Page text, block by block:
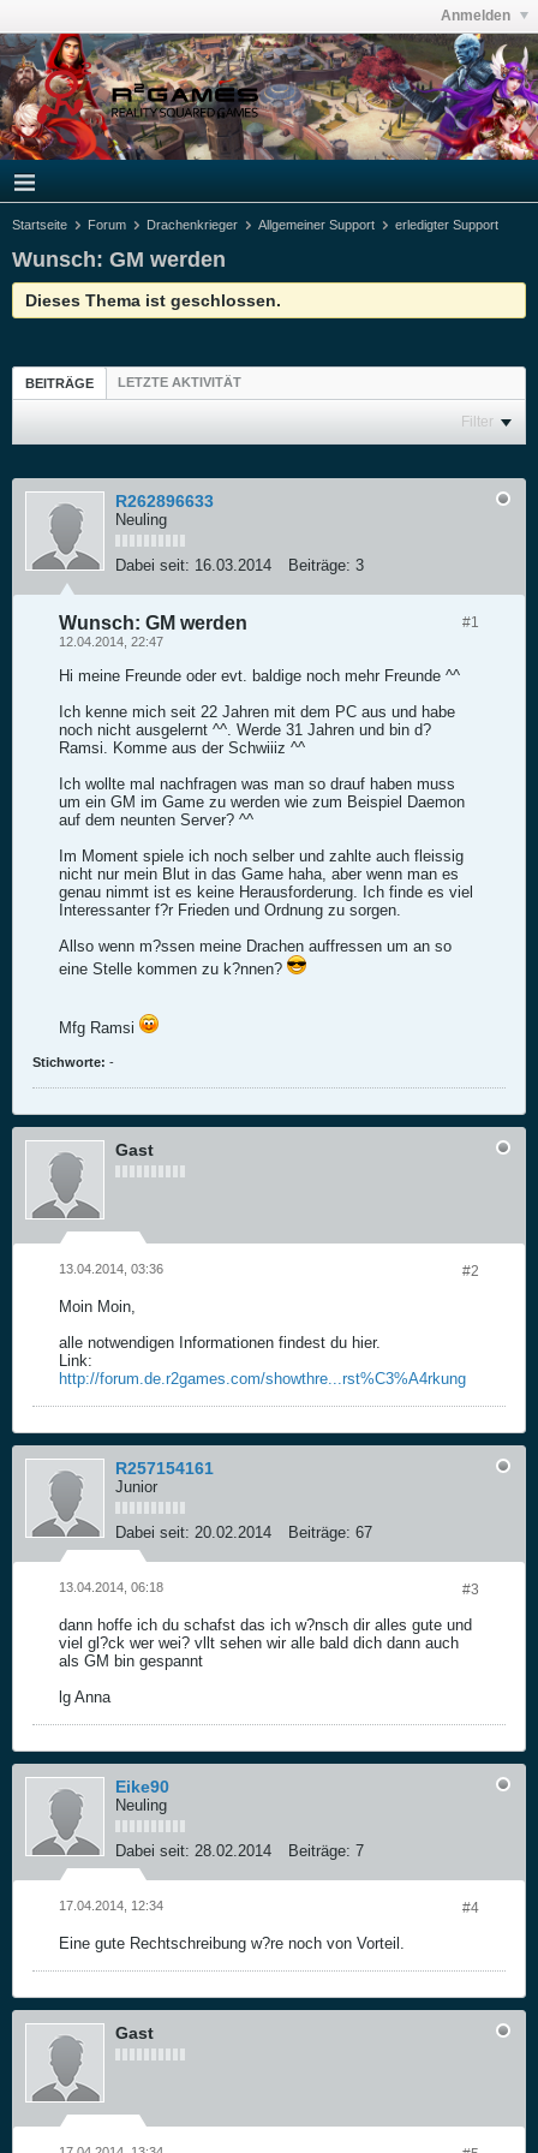
Anmelden
Startseite Forum Drachenkrieger Allgemeiner Support erledigter Support
Wunsch: GM werden
Dieses Thema ist geschlossen.
BEITRÄGE LETZTE AKTIVITÄT
Filter
R262896633
Neuling
Dabei seit: 16.03.2014 Beiträge: 3
#1
Wunsch: GM werden
12.04.2014, 22:47
Hi meine Freunde oder evt. baldige noch mehr Freunde ^^
Ich kenne mich seit 22 Jahren mit dem PC aus und habe
noch nicht ausgelernt ^^. Werde 31 Jahren und bin d?
Ramsi. Komme aus der Schwiiiz ^^
Ich wollte mal nachfragen was man so drauf haben muss
um ein GM im Game zu werden wie zum Beispiel Daemon
auf dem neunten Server? ^^
Im Moment spiele ich noch selber und zahlte auch fleissig
nicht nur mein Blut in das Game haha, aber wenn man es
genau nimmt ist es keine Herausforderung. Ich finde es viel
Interessanter f?r Frieden und Ordnung zu sorgen.
Allso wenn m?ssen meine Drachen auffressen um an so
eine Stelle kommen zu k?nnen?
Mfg Ramsi
Stichworte: -
Gast
#2
13.04.2014, 03:36
Moin Moin,
alle notwendigen Informationen findest du hier.
Link:
http://forum.de.r2games.com/showthre...rst%C3%A4rkung
R257154161
Junior
Dabei seit: 20.02.2014 Beiträge: 67
#3
13.04.2014, 06:18
dann hoffe ich du schafst das ich w?nsch dir alles gute und
viel gl?ck wer wei? vllt sehen wir alle bald dich dann auch
als GM bin gespannt
lg Anna
Eike90
Neuling
Dabei seit: 28.02.2014 Beiträge: 7
#4
17.04.2014, 12:34
Eine gute Rechtschreibung w?re noch von Vorteil.
Gast